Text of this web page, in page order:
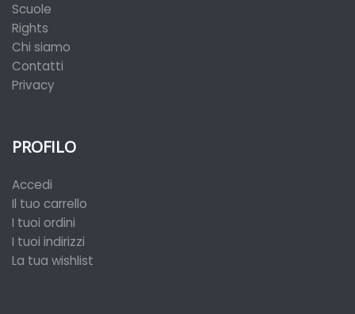
Scuole
Rights
Chi siamo
Contatti
Privacy
PROFILO
Accedi
Il tuo carrello
I tuoi ordini
I tuoi indirizzi
La tua wishlist